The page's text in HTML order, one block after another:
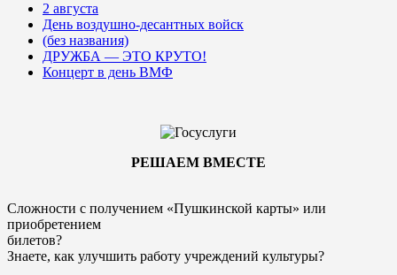
2 августа
День воздушно-десантных войск
(без названия)
ДРУЖБА — ЭТО КРУТО!
Концерт в день ВМФ
РЕШАЕМ ВМЕСТЕ
Сложности с получением «Пушкинской карты» или
приобретением
билетов?
Знаете, как улучшить работу учреждений культуры?